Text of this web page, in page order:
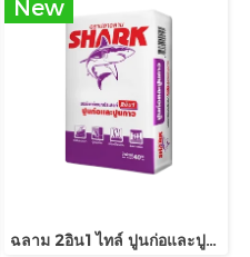
New
ฉลาม 2อิน1 ไทล์ ปูนก่อและปูนกาว